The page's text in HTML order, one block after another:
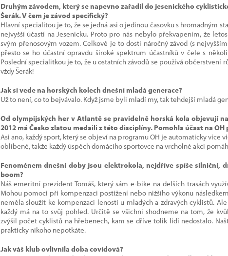
Druhým závodem, který se napevno zařadil do jesenického
Šerák. V čem je závod specifický?
Hlavní specialitou je to, že se jedná asi o jedinou časovku s hromadným
nejvyšší účastí na Jesenicku. Proto pro nás nebylo překvapením, že
svým přenosovým vozem. Celkově je to dosti náročný závod (s
přesto se ho účastní opravdu široké spektrum účastníků v čele s
Poslední specialitkou je to, že u ostatních závodů se používá občerstvení
vždy Šerák!
Jak si vede na horských kolech dnešní mladá generace?
Už to není, co to bejvávalo. Když jsme byli mladí my, tak tehdejší mladá
Od olympijských her v Atlantě se pravidelně horská kola objevují
2012 má Česko zlatou medaili z této disciplíny. Pomohla účast na
Asi ano, každý sport, který se objeví na programu OH je automaticky více
oblíbené, takže každý úspěch domácího sportovce na vrcholné akci
Fenoménem dnešní doby jsou elektrokola, nejdříve spíše silniční,
boom?
Náš emeritní prezident Tomáš, který sám e-bike na delších trasách
Mohou pomoci při kompenzaci postižení nebo nižšího výkonu
neměla sloužit ke kompenzaci lenosti u mladých a zdravých cyklistů.
každý má na to svůj pohled. Určitě se všichni shodneme na tom, že
zvýšil počet cyklistů na hřebenech, kam se dříve tolik lidí nedostalo.
prakticky nikoho nepotkáte.
Jak váš klub ovlivnila doba covidová?